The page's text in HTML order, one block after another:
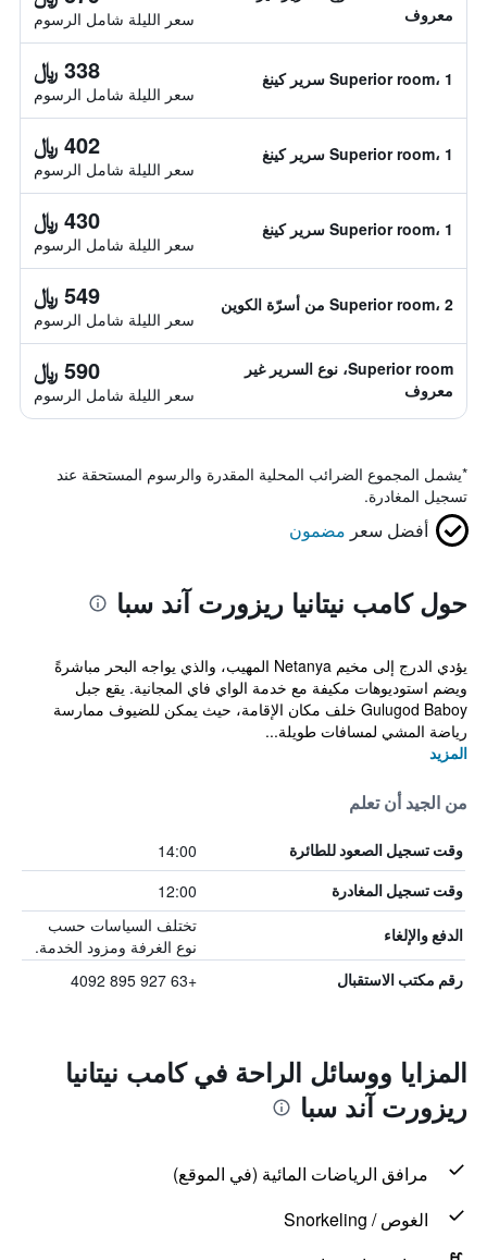
معروف
سعر الليلة شامل الرسوم
Superior room، 1 سرير كينغ 338 ﷼
سعر الليلة شامل الرسوم
Superior room، 1 سرير كينغ 402 ﷼
سعر الليلة شامل الرسوم
Superior room، 1 سرير كينغ 430 ﷼
سعر الليلة شامل الرسوم
Superior room، 2 من أسرّة الكوين 549 ﷼
سعر الليلة شامل الرسوم
Superior room، نوع السرير غير
معروف
590 ﷼
سعر الليلة شامل الرسوم
*يشمل المجموع الضرائب المحلية المقدرة والرسوم المستحقة عند
تسجيل المغادرة.
أفضل سعر مضمون
حول كامب نيتانيا ريزورت آند سبا
يؤدي الدرج إلى مخيم Netanya المهيب، والذي يواجه البحر مباشرةً
ويضم استوديوهات مكيفة مع خدمة الواي فاي المجانية. يقع جبل
Gulugod Baboy خلف مكان الإقامة، حيث يمكن للضيوف ممارسة
رياضة المشي لمسافات طويلة...
المزيد
من الجيد أن تعلم
وقت تسجيل الصعود للطائرة 14:00
وقت تسجيل المغادرة 12:00
الدفع والإلغاء
تختلف السياسات حسب
نوع الغرفة ومزود الخدمة.
رقم مكتب الاستقبال +63 927 895 4092
المزايا ووسائل الراحة في كامب نيتانيا
ريزورت آند سبا
مرافق الرياضات المائية (في الموقع)
الغوص / Snorkeling